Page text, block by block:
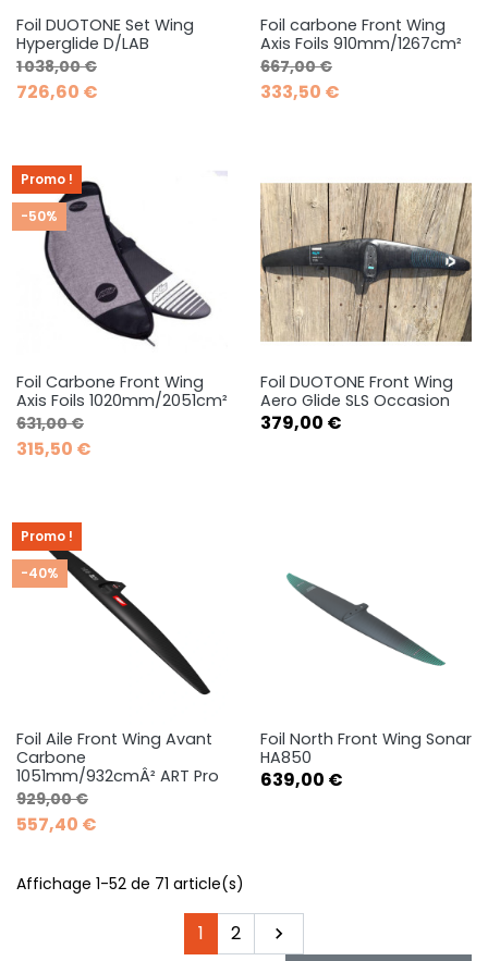
Foil DUOTONE Set Wing
Hyperglide D/LAB
Prix de base
1 038,00 €Prix
726,60 €
Foil carbone Front Wing
Axis Foils 910mm/1267cm²
Prix de base
667,00 €Prix
333,50 €
Foil Carbone Front Wing
Axis Foils 1020mm/2051cm²
Prix de base
631,00 €Prix
315,50 €
Promo !
-50%
Foil DUOTONE Front Wing
Aero Glide SLS Occasion
Prix
379,00 €
Foil Aile Front Wing Avant
Carbone
1051mm/932cmÂ² ART Pro
Prix de base
929,00 €Prix
557,40 €
Promo !
-40%
Foil North Front Wing Sonar
HA850
Prix
639,00 €
Affichage 1-52 de 71 article(s)
1 2 Suivant
